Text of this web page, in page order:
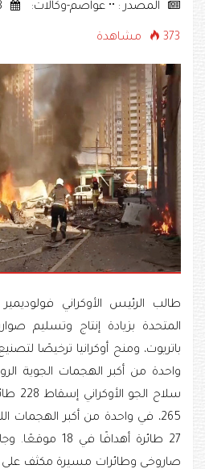
المصدر : •• عواصم-وكالات:
373 مشاهدة
طالب الرئيس الأوكراني فولوديمير
المتحدة بزيادة إنتاج وتسليم
باتريوت، ومنح أوكرانيا ترخيصًا
واحدة من أكبر الهجمات الجوية
سلاح
265، في واحدة من أكبر الهجمات
27 طائرة